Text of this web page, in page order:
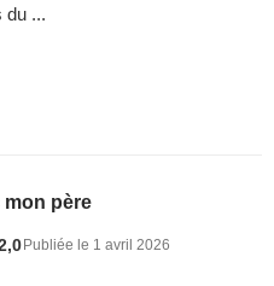
du ...
mon père
Publiée le 1 avril 2026